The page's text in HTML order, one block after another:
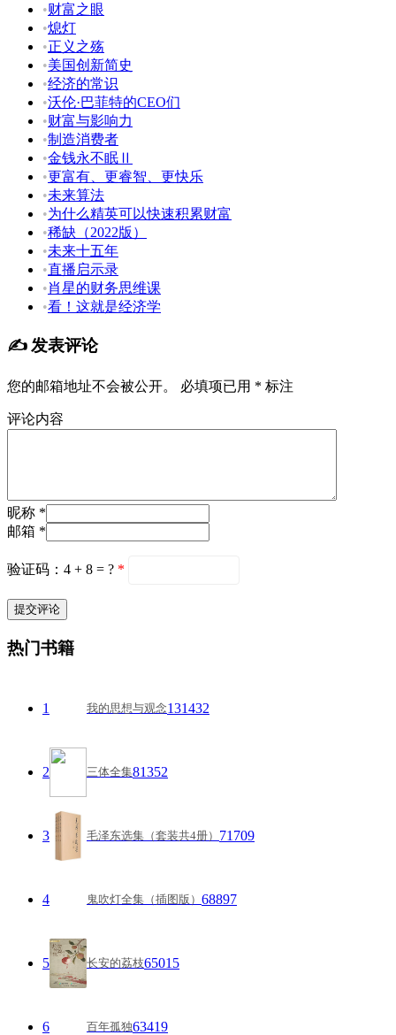
•财富之眼
•熄灯
•正义之殇
•美国创新简史
•经济的常识
•沃伦·巴菲特的CEO们
•财富与影响力
•制造消费者
•金钱永不眠Ⅱ
•更富有、更睿智、更快乐
•未来算法
•为什么精英可以快速积累财富
•稀缺（2022版）
•未来十五年
•直播启示录
•肖星的财务思维课
•看！这就是经济学
✍️ 发表评论
您的邮箱地址不会被公开。 必填项已用 * 标注
评论内容
昵称 *
邮箱 *
验证码：4 + 8 = ? *
热门书籍
1 我的思想与观念131432
2 三体全集81352
3 毛泽东选集（套装共4册） 71709
4 鬼吹灯全集（插图版） 68897
5 长安的荔枝65015
6 百年孤独63419